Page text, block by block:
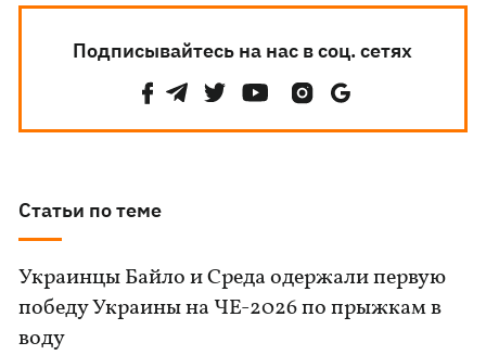
Подписывайтесь на нас в соц. сетях
Статьи по теме
Украинцы Байло и Среда одержали первую
победу Украины на ЧЕ-2026 по прыжкам в
воду